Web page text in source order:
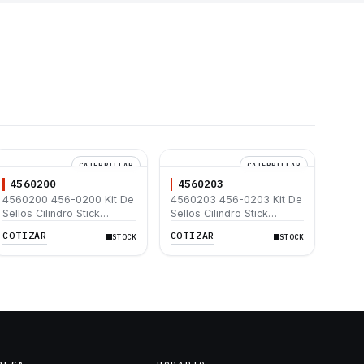
CATERPILLAR
4560200
4560200 456-0200 Kit De
Sellos Cilindro Stick
320D2 320D2 L
COTIZAR STOCK
CATERPILLAR
4560203
4560203 456-0203 Kit De
Sellos Cilindro Stick
329D
COTIZAR STOCK